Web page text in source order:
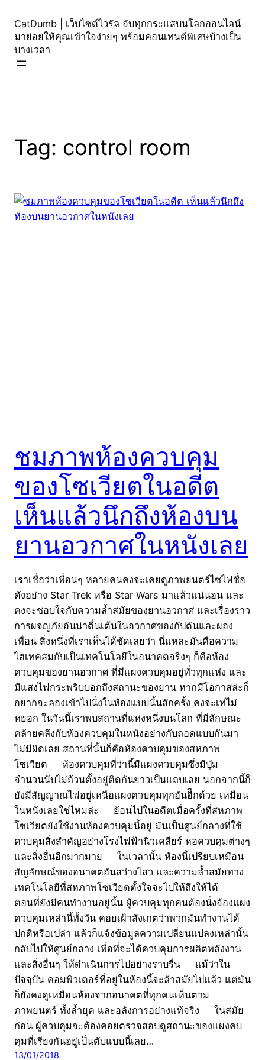
content
CatDumb | เว็บไซต์ไวรัล จับทุกกระแสบนโลกออนไลน์
มาย่อยให้คุณเข้าใจง่ายๆ พร้อมคอนเทนต์พิเศษบ้างเป็น
บางเวลา
Tag: control room
ชมภาพห้องควบคุม
ของโซเวียตในอดีต
เห็นแล้วนึกถึงห้องบน
ยานอวกาศในหนังเลย
เราเชื่อว่าเพื่อนๆ หลายคนคงจะเคยดูภาพยนตร์ไซไฟชื่อ
ดังอย่าง Star Trek หรือ Star Wars มาแล้วแน่นอน และ
คงจะชอบใจกับความล้ำสมัยของยานอวกาศ และเรื่องราว
การผจญภัยอันน่าตื่นเต้นในอวกาศของกัปตันและผอง
เพื่อน สิ่งหนึ่งที่เราเห็นได้ชัดเลยว่า นี่แหละมันคือความ
ไฮเทคสมกับเป็นเทคโนโลยีในอนาคตจริงๆ ก็คือห้อง
ควบคุมของยานอวกาศ ที่มีแผงควบคุมอยู่ทั่วทุกแห่ง และ
มีแสงไฟกระพริบบอกถึงสถานะของยาน หากมีโอกาสล่ะก็
อยากจะลองเข้าไปนั่งในห้องแบบนั้นสักครั้ง คงจะเท่ไม่
หยอก ในวันนี้เราพบสถานที่แห่งหนึ่งบนโลก ที่มีลักษณะ
คล้ายคลึงกับห้องควบคุมในหนังอย่างกับถอดแบบกันมา
ไม่มีผิดเลย สถานที่นั้นก็คือห้องควบคุมของสหภาพ
โซเวียต ห้องควบคุมที่ว่านี้มีแผงควบคุมซึ่งมีปุ่ม
จำนวนนับไม่ถ้วนตั้งอยู่ติดกันยาวเป็นแถบเลย นอกจากนี้ก็
ยังมีสัญญาณไฟอยู่เหนือแผงควบคุมทุกอันอืีกด้วย เหมือน
ในหนังเลยใช่ไหมล่ะ ย้อนไปในอดีตเมื่อครั้งที่สหภาพ
โซเวียตยังใช้งานห้องควบคุมนี้อยู่ มันเป็นศูนย์กลางที่ใช้
ควบคุมสิ่งสำคัญอย่างโรงไฟฟ้านิวเคลียร์ หอควบคุมต่างๆ
และสิ่งอื่นอีกมากมาย ในเวลานั้น ห้องนี้เปรียบเหมือน
สัญลักษณ์ของอนาคตอันสว่างไสว และความล้ำสมัยทาง
เทคโนโลยีที่สหภาพโซเวียตตั้งใจจะไปให้ถึงให้ได้
ตอนที่ยังมีคนทำงานอยู่นั้น ผู้ควบคุมทุกคนต้องนั่งจ้องแผง
ควบคุมเหล่านี้ทั้งวัน คอยเฝ้าสังเกตว่าพวกมันทำงานได้
ปกติหรือเปล่า แล้วก็แจ้งข้อมูลความเปลี่ยนแปลงเหล่านั้น
กลับไปให้ศูนย์กลาง เพื่อที่จะได้ควบคุมการผลิตพลังงาน
และสิ่งอื่นๆ ให้ดำเนินการไปอย่างราบรื่น แม้ว่าใน
ปัจจุบัน คอมพิวเตอร์ที่อยู่ในห้องนี้จะล้าสมัยไปแล้ว แต่มัน
ก็ยังคงดูเหมือนห้องจากอนาคตที่ทุกคนเห็นตาม
ภาพยนตร์ ทั้งล้ำยุค และอลังการอย่างแท้จริง ในสมัย
ก่อน ผู้ควบคุมจะต้องคอยตรวจสอบดูสถานะของแผงคบ
คุมที่เรียงกันอยู่เป็นตับแบบนี้เลย…
13/01/2018